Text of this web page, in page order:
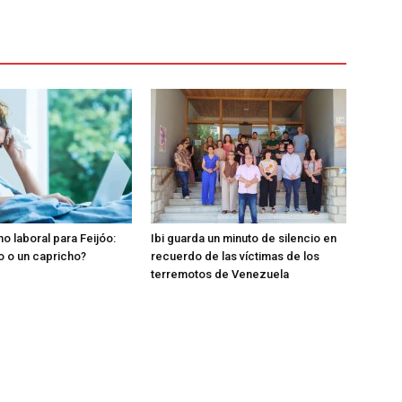
laboral para Feijóo:
o un capricho?
Ibi guarda un minuto de silencio en
recuerdo de las víctimas de los
terremotos de Venezuela